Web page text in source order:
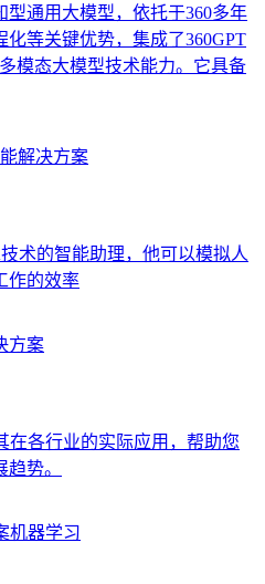
型通用大模型，依托于360多年
等关键优势，集成了360GPT
模态大模型技术能力。它具备
解决方案
术的智能助理，他可以模拟人
作的效率
方案
各行业的实际应用，帮助您
势。
机器学习